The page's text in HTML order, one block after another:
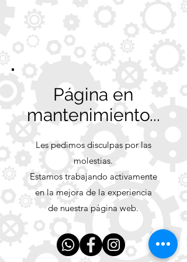
Página en
mantenimiento...
Les pedimos disculpas por las
molestias.
Estamos trabajando activamente
en la mejora de la experiencia
de nuestra página web.